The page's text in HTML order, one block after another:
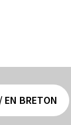
EN BRETON